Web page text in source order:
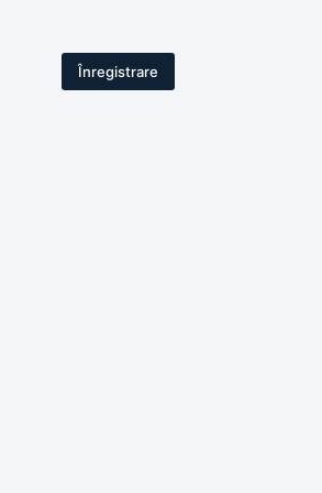
Înregistrare